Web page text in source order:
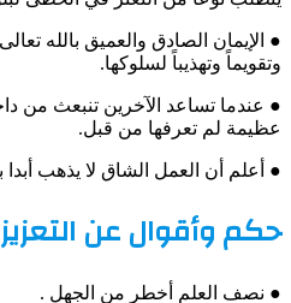
● الإيمان الصادق والعميق بالله
وتقويماً وتهذيباً لسلوكها.
● عندما تساعد الآخرين تنبعث من
عظيمة لم تعرفها من قبل.
● أعلم أن العمل الشاق لا يذهب أبدا
حكم وأقوال عن التعزيز
● نصف العلم أخطر من الجهل .